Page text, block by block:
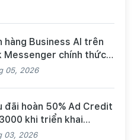
và quản lý thuế,
hàng Business AI trên
Messenger chính thức
Haravan Harasocial
05, 2026
đãi hoàn 50% Ad Credit
khi triển khai
Marketing Messages
03, 2026